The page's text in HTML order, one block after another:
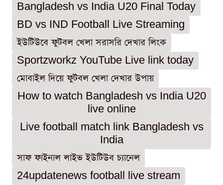
Bangladesh vs India U20 Final Today
BD vs IND Football Live Streaming
ইউটিউবে ফুটবল খেলা সরাসরি দেখার লিংক
Sportzworkz YouTube Live link today
মোবাইল দিয়ে ফুটবল খেলা দেখার উপায়
How to watch Bangladesh vs India U20
live online
Live football match link Bangladesh vs
India
সাফ ফাইনাল লাইভ ইউটিউব চ্যানেল
24updatenews football live stream